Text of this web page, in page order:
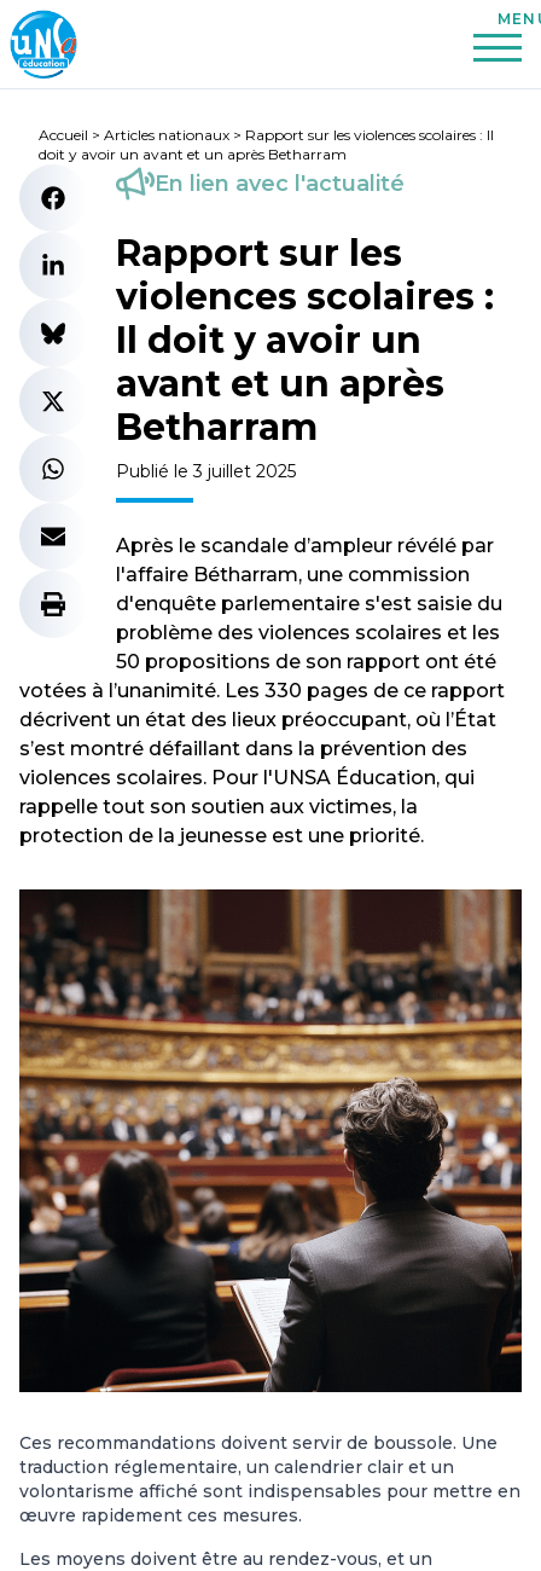
Accueil > Articles nationaux > Rapport sur les violences scolaires : Il
doit y avoir un avant et un après Betharram
En lien avec l'actualité
Rapport sur les
violences scolaires :
Il doit y avoir un
avant et un après
Betharram
Publié le 3 juillet 2025
Après le scandale d’ampleur révélé par
l'affaire Bétharram, une commission
d'enquête parlementaire s'est saisie du
problème des violences scolaires et les
50 propositions de son rapport ont été
votées à l’unanimité. Les 330 pages de ce rapport
décrivent un état des lieux préoccupant, où l’État
s’est montré défaillant dans la prévention des
violences scolaires. Pour l'UNSA Éducation, qui
rappelle tout son soutien aux victimes, la
protection de la jeunesse est une priorité.
Ces recommandations doivent servir de boussole. Une
traduction réglementaire, un calendrier clair et un
volontarisme affiché sont indispensables pour mettre en
œuvre rapidement ces mesures.
Les moyens doivent être au rendez-vous, et un